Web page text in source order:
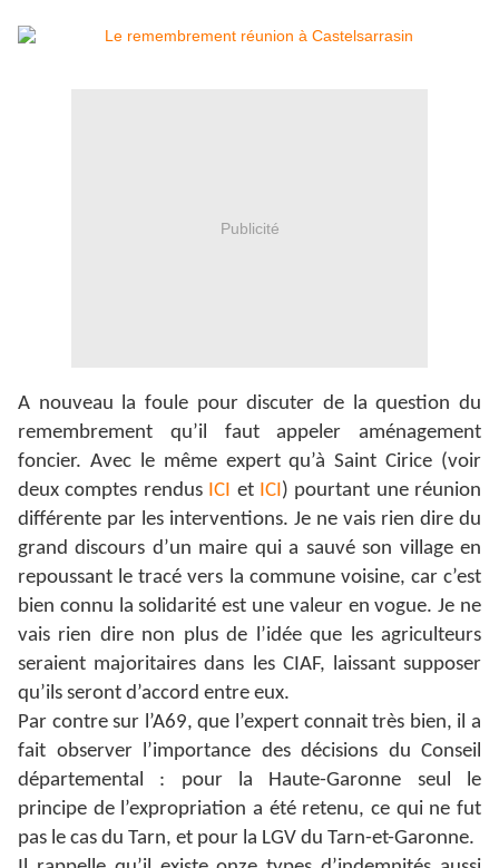
Publicité
A nouveau la foule pour discuter de la question du
remembrement qu’il faut appeler aménagement
foncier. Avec le même expert qu’à Saint Cirice (voir
deux comptes rendus ICI et ICI) pourtant une réunion
différente par les interventions. Je ne vais rien dire du
grand discours d’un maire qui a sauvé son village en
repoussant le tracé vers la commune voisine, car c’est
bien connu la solidarité est une valeur en vogue.Je ne
vais rien dire non plus de l’idée que les agriculteurs
seraient majoritaires dans les CIAF, laissant supposer
qu’ils seront d’accord entre eux.
Par contre sur l’A69, que l’expert connait très bien, il a
fait observer l’importance des décisions du Conseil
départemental : pour la Haute-Garonne seul le
principe de l’expropriation a été retenu, ce qui ne fut
pas le cas du Tarn, et pour la LGV du Tarn-et-Garonne.